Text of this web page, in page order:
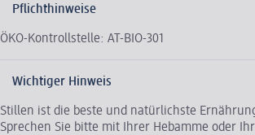
Pflichthinweise
ÖKO-Kontrollstelle: AT-BIO-301
Wichtiger Hinweis
Stillen ist die beste und natürlichste
Sprechen Sie bitte mit Ihrer Hebamme oder